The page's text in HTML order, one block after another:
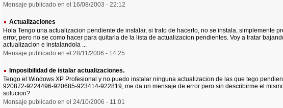
Mensaje publicado en el 16/08/2003 - 22:12
Actualizaciones
Hola Tengo una actualizacion pendiente de instalar, si trato de hacerlo, no se instala, simplemente
error, pero no se como hacer para quitarla de la lista de actualizacion pendientes. Voy a tratar
actualizacion e instalandola ...
Mensaje publicado en el 28/11/2006 - 14:25
Imposibilidad de istalar actualizaciones.
Tengo el Windows XP Profesional y no puedo instalar ninguna actualizacion de las que tego
920872-9224496-920685-923414-922819, me da un mensaje de error pero sin describirme el
solucion?
Mensaje publicado en el 24/10/2006 - 11:01